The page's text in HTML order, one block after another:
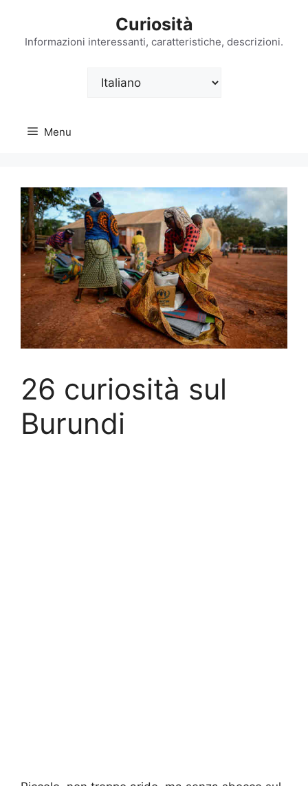
contenuto
Curiosità
Informazioni interessanti, caratteristiche, descrizioni.
Scegli
Menu
26 curiosità sul
Burundi